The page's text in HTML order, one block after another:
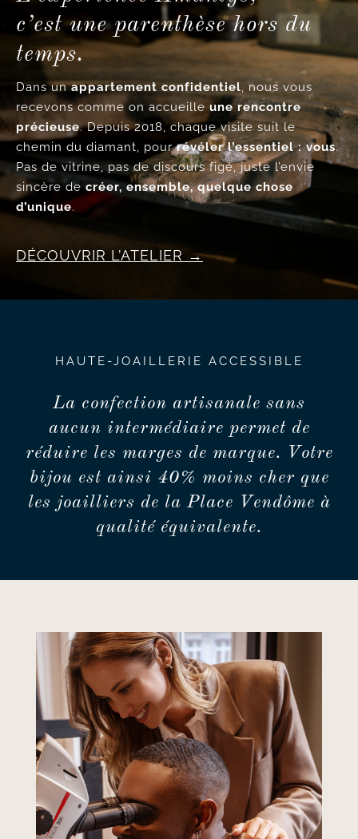
c’est une parenthèse hors du
temps.
Dans unappartement confidentiel, nous vous
recevons comme on accueille une rencontre
précieuse. Depuis 2018, chaque visite suit le
chemin du diamant, pourrévéler l’essentiel : vous.
Pas de vitrine, pas de discours figé, juste l’envie
sincère de créer, ensemble, quelque chose
d’unique.
DÉCOUVRIR L’ATELIER
HAUTE-JOAILLERIE ACCESSIBLE
La confection artisanale sans
aucun intermédiaire permet de
réduire les marges de marque. Votre
bijou est ainsi 40% moins cher que
les joailliers de la Place Vendôme à
qualité équivalente.